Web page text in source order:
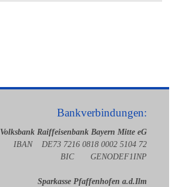
Bankverbindungen:
Volksbank Raiffeisenbank Bayern Mitte eG
IBAN DE73 7216 0818 0002 5104 72
BIC GENODEF1INP
Sparkasse Pfaffenhofen a.d.Ilm